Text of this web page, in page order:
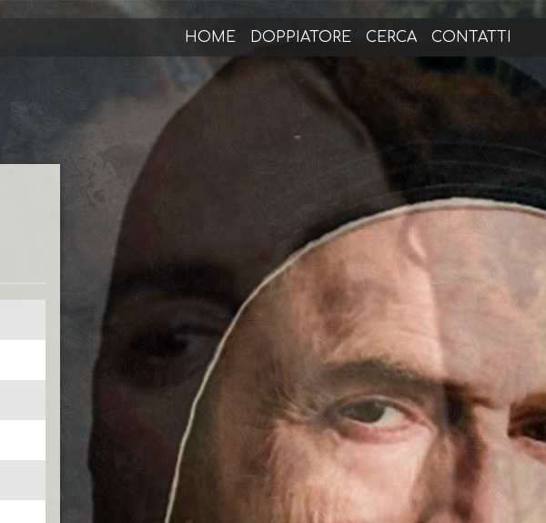
HOME DOPPIATORE CERCA CONTATTI